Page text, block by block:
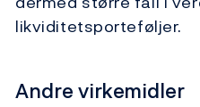
likviditetsporteføljer.
Andre virkemidler